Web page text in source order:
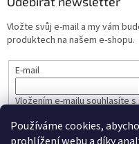
Používáme cookies,
Vložte svůj e-mail a my vám
produktech na našem e-shopu.
E-mail
Vložením e-mailu souhlasíte s
PŘIHLÁSIT SE